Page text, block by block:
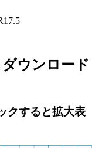
ダウンロード
クすると拡大表